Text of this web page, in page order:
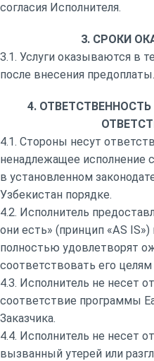
согласия Исполнителя.
3. СРОКИ
3.1. Услуги оказываются в
после внесения предоплаты.
4.
4.1. Стороны несут
ненадлежащее исполнение
в установленном
Узбекистан порядке.
4.2. Исполнитель
они есть» (принцип «AS IS»)
полностью удовлетворят
соответствовать его целям
4.3. Исполнитель не несет
соответствие программы
Заказчика.
4.4. Исполнитель не несет
вызванный утерей или